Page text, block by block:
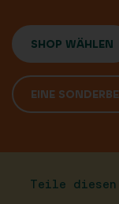
SHOP WÄHLEN
EINE
Teile